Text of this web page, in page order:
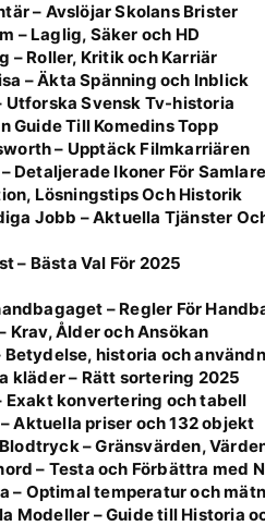
– Avslöjar Skolans Brister
– Laglig, Säker och HD
– Roller, Kritik och Karriär
– Äkta Spänning och Inblick
Utforska Svensk Tv-historia
Guide Till Komedins Topp
– Upptäck Filmkarriären
Detaljerade Ikoner För Samlare
Lösningstips Och Historik
Jobb – Aktuella Tjänster
– Bästa Val För 2025
– Regler För
Krav, Ålder och Ansökan
Betydelse, historia och
kläder – Rätt sortering 2025
Exakt konvertering och tabell
Aktuella priser och 132 objekt
– Gränsvärden,
– Testa och Förbättra med
– Optimal temperatur och
Modeller – Guide till Historia